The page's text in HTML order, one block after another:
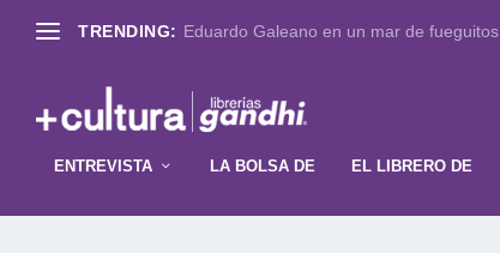
TRENDING: Eduardo Galeano en un mar de fueguitos
ENTREVISTA LA BOLSA DE EL LIBRERO DE